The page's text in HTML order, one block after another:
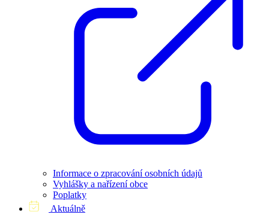
Informace o zpracování osobních údajů
Vyhlášky a nařízení obce
Poplatky
Aktuálně